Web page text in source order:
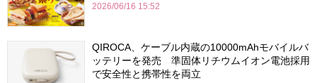
2026/06/16 15:52
QIROCA、ケーブル内蔵の10000mAhモバイルバ
ッテリーを発売 準固体リチウムイオン電池採用
で安全性と携帯性を両立